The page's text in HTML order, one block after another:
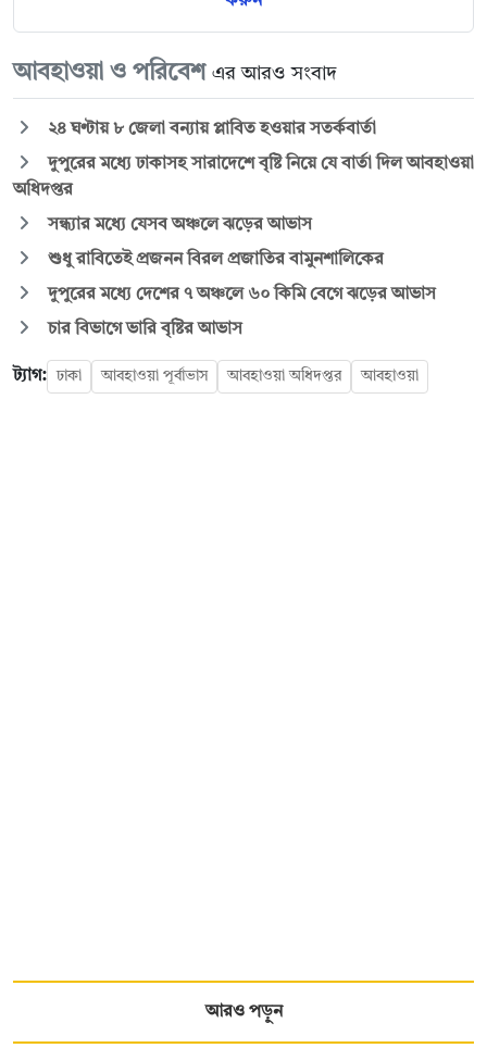
আবহাওয়া ও পরিবেশ এর আরও সংবাদ
২৪ ঘণ্টায় ৮ জেলা বন্যায় প্লাবিত হওয়ার সতর্কবার্তা
দুপুরের মধ্যে ঢাকাসহ সারাদেশে বৃষ্টি নিয়ে যে বার্তা দিল আবহাওয়া
অধিদপ্তর
সন্ধ্যার মধ্যে যেসব অঞ্চলে ঝড়ের আভাস
শুধু রাবিতেই প্রজনন বিরল প্রজাতির বামুনশালিকের
দুপুরের মধ্যে দেশের ৭ অঞ্চলে ৬০ কিমি বেগে ঝড়ের আভাস
চার বিভাগে ভারি বৃষ্টির আভাস
ট্যাগ: ঢাকা আবহাওয়া পূর্বাভাস আবহাওয়া অধিদপ্তর আবহাওয়া
আরও পড়ুন